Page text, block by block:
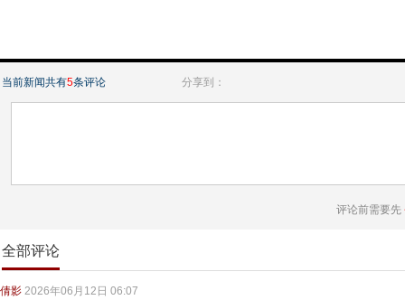
当前新闻共有5条评论 分享到：
评论前需要先
全部评论
倩影 2026年06月12日 06:07